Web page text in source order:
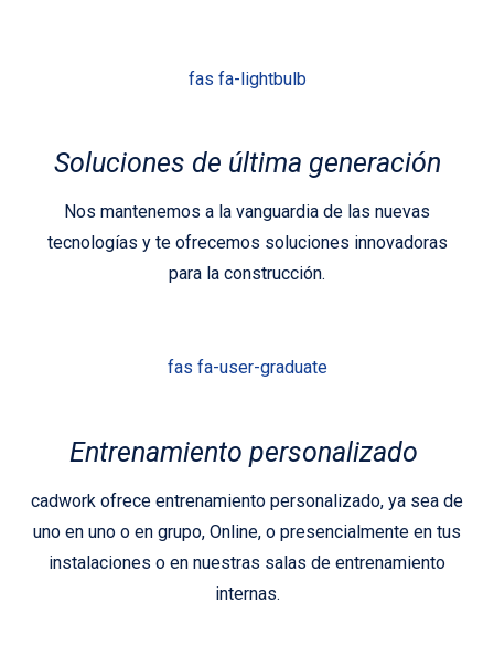
fas fa-lightbulb
Soluciones de última generación
Nos mantenemos a la vanguardia de las nuevas
tecnologías y te ofrecemos soluciones innovadoras
para la construcción.
fas fa-user-graduate
Entrenamiento personalizado
cadwork ofrece entrenamiento personalizado, ya sea de
uno en uno o en grupo, Online, o presencialmente en tus
instalaciones o en nuestras salas de entrenamiento
internas.